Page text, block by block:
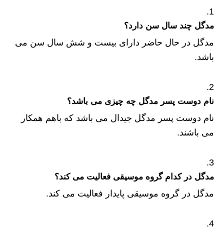
مدگل چند سال سن دارد؟
مدگل در حال حاضر دارای بیست و شش سال سن می
باشد.
نام دوست پسر مدگل چه چیزی می باشد؟
نام دوست پسر مدگل جیدال می باشد که باهم همکار
می باشند.
مدگل در کدام گروه موسیقی فعالیت می کند؟
مدگل در گروه موسیقی پایدار فعالیت می کند.